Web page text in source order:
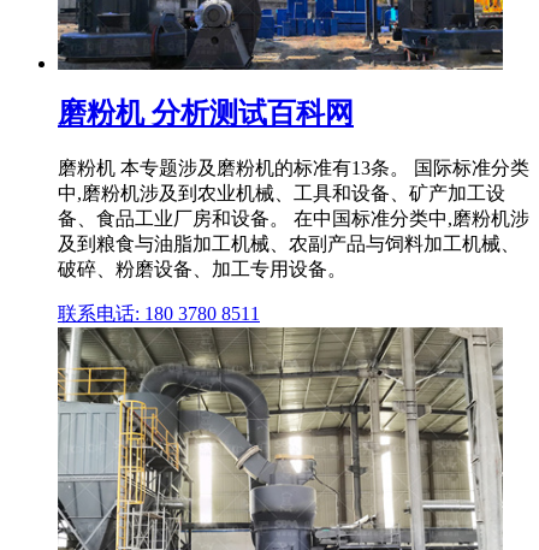
磨粉机 分析测试百科网
磨粉机 本专题涉及磨粉机的标准有13条。 国际标准分类
中,磨粉机涉及到农业机械、工具和设备、矿产加工设
备、食品工业厂房和设备。 在中国标准分类中,磨粉机涉
及到粮食与油脂加工机械、农副产品与饲料加工机械、
破碎、粉磨设备、加工专用设备。
联系电话: 180 3780 8511